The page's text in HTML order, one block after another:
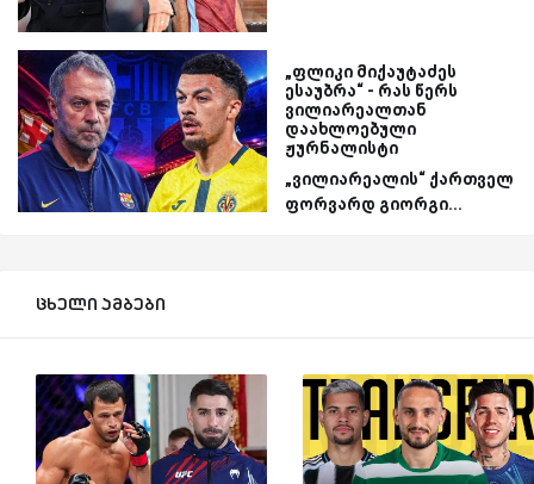
„ფლიკი მიქაუტაძეს
ესაუბრა“ - რას წერს
ვილიარეალთან
დაახლოებული
ჟურნალისტი
„ვილიარეალის“ ქართველ
ფორვარდ გიორგი...
ცხელი ამბები